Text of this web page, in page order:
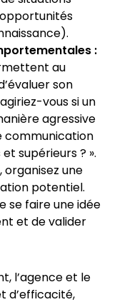
:
au
son
vous si un
agressive
communication
supérieurs ? ».
organisez une
potentiel.
se faire une idée
et de valider
l’agence et le
d’efficacité,